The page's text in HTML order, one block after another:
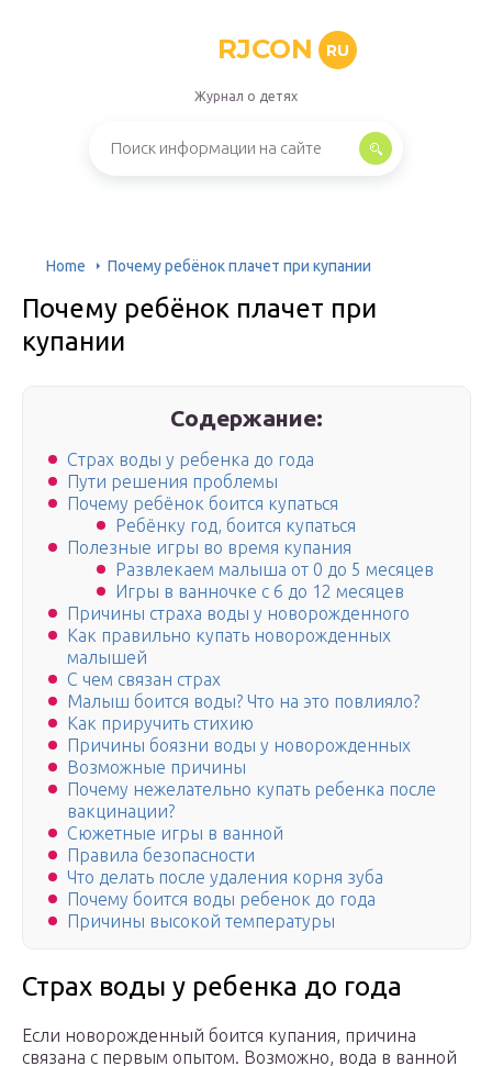
RJCON RU
Журнал о детях
Home Почему ребёнок плачет при купании
Почему ребёнок плачет при
купании
Содержание:
Страх воды у ребенка до года
Пути решения проблемы
Почему ребёнок боится купаться
Ребёнку год, боится купаться
Полезные игры во время купания
Развлекаем малыша от 0 до 5 месяцев
Игры в ванночке с 6 до 12 месяцев
Причины страха воды у новорожденного
Как правильно купать новорожденных
малышей
С чем связан страх
Малыш боится воды? Что на это повлияло?
Как приручить стихию
Причины боязни воды у новорожденных
Возможные причины
Почему нежелательно купать ребенка после
вакцинации?
Сюжетные игры в ванной
Правила безопасности
Что делать после удаления корня зуба
Почему боится воды ребенок до года
Причины высокой температуры
Страх воды у ребенка до года
Если новорожденный боится купания, причина
связана с первым опытом. Возможно, вода в ванной